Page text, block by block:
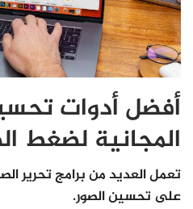
أفضل أدوات
المجانية لضغط
على تحسين الصور.